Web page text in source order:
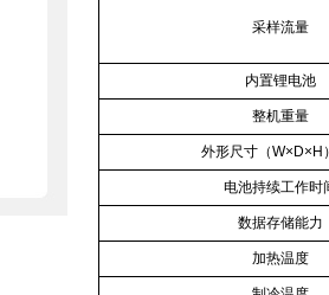
采样流量
内置锂电池
整机重量
外形尺寸（W×D×H
电池持续工作时
数据存储能力
加热温度